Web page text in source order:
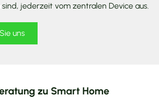
jederzeit vom zentralen Device aus.
uns
zu Smart Home